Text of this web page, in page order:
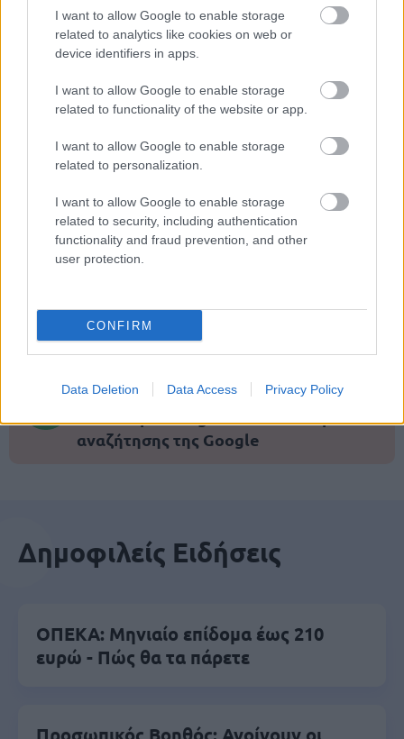
I want to allow Google to enable storage
related to analytics like cookies on web or
device identifiers in apps.
I want to allow Google to enable storage
related to functionality of the website or app.
I want to allow Google to enable storage
related to personalization.
I want to allow Google to enable storage
related to security, including authentication
functionality and fraud prevention, and other
user protection.
CONFIRM
Data Deletion Data Access Privacy Policy
ΑΣΕΠ: Πιστοποίηση Αγγλικών σε
μόνο 2 ημέρες στα χέρια σας
ΑΣΕΠ: Εξ αποστάσεως η πιο Εύκολη
Πιστοποίηση Υπολογιστών σε 2
μέρες
ειδήσεις.
Βάλε το proson.gr στα αποτελέσματα
αναζήτησης της Google
Δημοφιλείς Ειδήσεις
ΟΠΕΚΑ: Μηνιαίο επίδομα έως 210
ευρώ - Πώς θα τα πάρετε